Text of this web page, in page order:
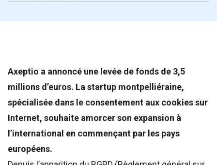
Axeptio a annoncé une levée de fonds de 3,5
millions d’euros. La startup montpelliéraine,
spécialisée dans le consentement aux cookies sur
Internet, souhaite amorcer son expansion à
l’international en commençant par les pays
européens.